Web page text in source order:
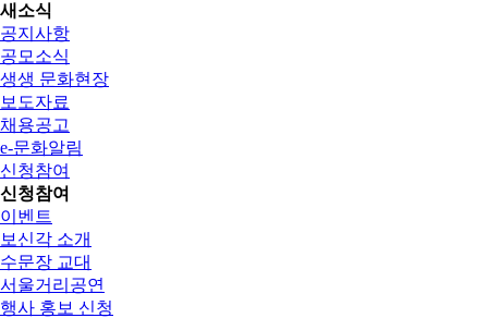
새소식
공지사항
공모소식
생생 문화현장
보도자료
채용공고
e-문화알림
신청참여
신청참여
이벤트
보신각 소개
수문장 교대
서울거리공연
행사 홍보 신청